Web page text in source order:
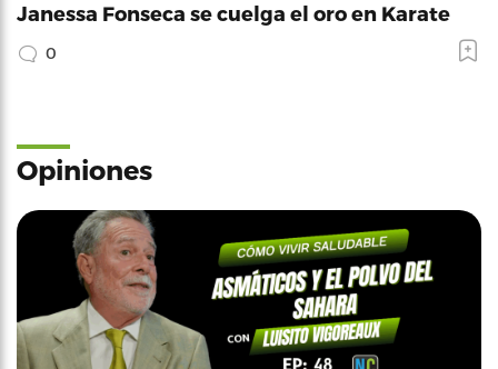
Janessa Fonseca se cuelga el oro en Karate
0
Opiniones